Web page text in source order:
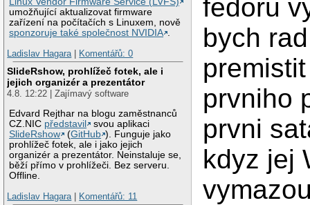
umožňující aktualizovat firmware
zařízení na počítačích s Linuxem, nově
sponzoruje také společnost NVIDIA .
Ladislav Hagara | Komentářů: 0
SlideRshow, prohlížeč fotek, ale i
jejich organizér a prezentátor
4.8. 12:22 | Zajímavý software
Edvard Rejthar na blogu zaměstnanců
CZ.NIC představil
svou aplikaci
SlideRshow
(GitHub ). Funguje jako
prohlížeč fotek, ale i jako jejich
organizér a prezentátor. Neinstaluje se,
běží přímo v prohlížeči. Bez serveru.
Offline.
Ladislav Hagara | Komentářů: 11
fedoru
bych
prvniho
prvni
kdyz jej